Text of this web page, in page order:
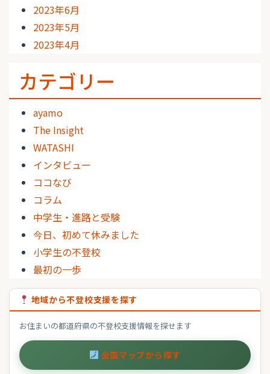
2023年6月
2023年5月
2023年4月
カテゴリー
ayamo
The Insight
WATASHI
インタビュー
ココなび
コラム
中学生・進路と受験
今日、初めて休みました
小学生の不登校
最初の一歩
地域から不登校支援を探す
お住まいの都道府県の不登校支援情報を探せます
全国マップから探す